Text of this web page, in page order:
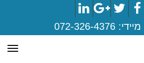
Facebook
Twitter
Google+
LinkedIn
072-326-4376